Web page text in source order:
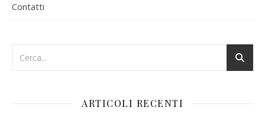
Contatti
ARTICOLI RECENTI